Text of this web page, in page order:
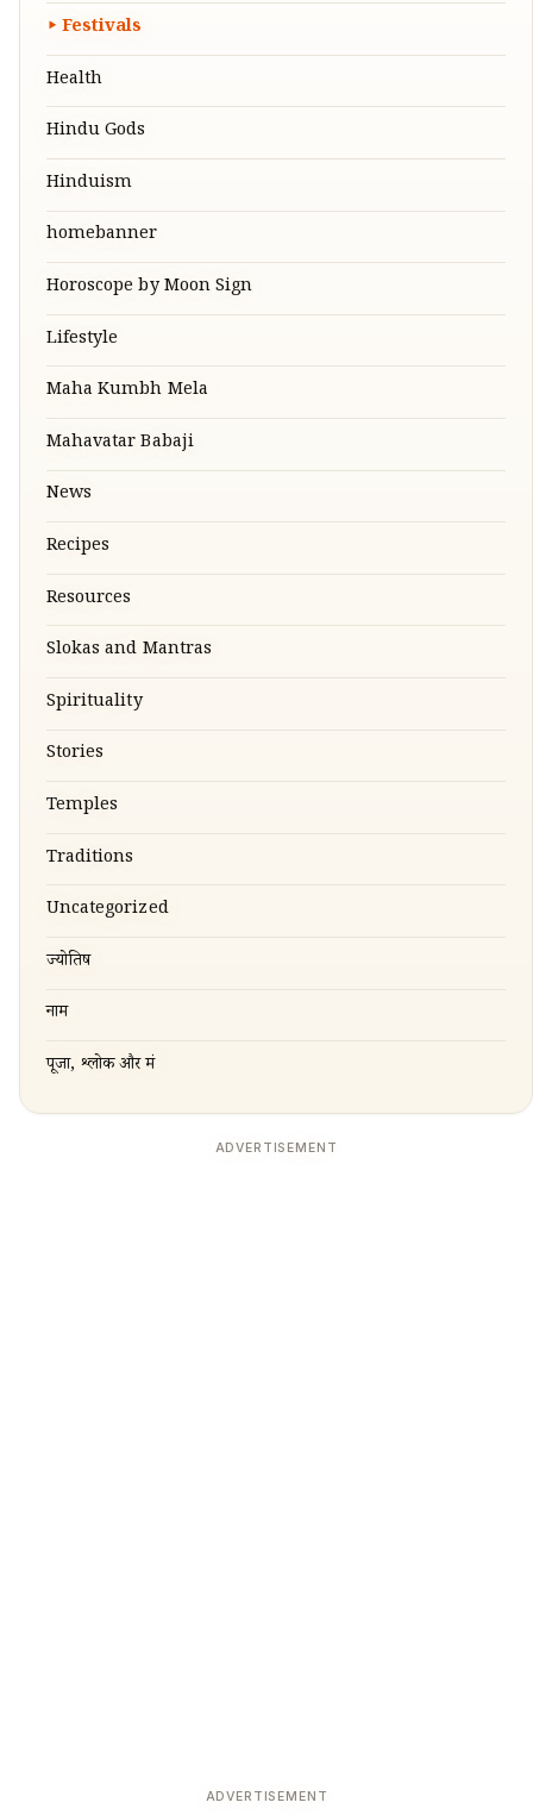
Festivals
Health
Hindu Gods
Hinduism
homebanner
Horoscope by Moon Sign
Lifestyle
Maha Kumbh Mela
Mahavatar Babaji
News
Recipes
Resources
Slokas and Mantras
Spirituality
Stories
Temples
Traditions
Uncategorized
ज्योतिष
नाम
पूजा, श्लोक और मंत्र
ADVERTISEMENT
ADVERTISEMENT